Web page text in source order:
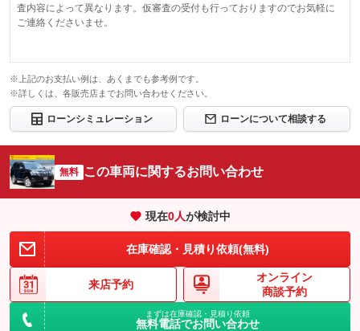
査内容によって異なります。仮審査の受付も行っておりますのでお気軽に
ご連絡くださいませ。
※上記のお支払い例は、あくまでも参考例です。
※詳しくは、各販売店までお問い合わせください。
ローンシミュレーション ローンについて相談する
無料 この車両に関するお問い合わせ
現在0人が検討中
在庫確認・見積り依頼(無料)
来店予約
オンライン
商談予約
まずは在庫確認・見積り依頼
無料電話でお問い合わせ